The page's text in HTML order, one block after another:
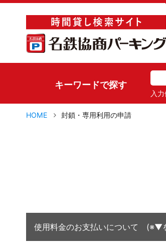
キーワードで探す
入
HOME 封鎖・専用利用の申請
使用料金のお支払いについて (※▼